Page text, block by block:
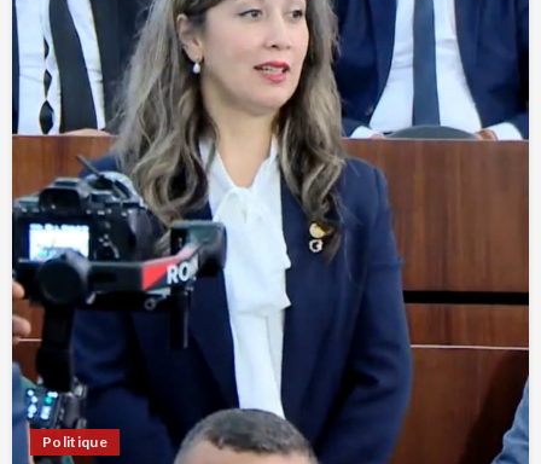
Politique